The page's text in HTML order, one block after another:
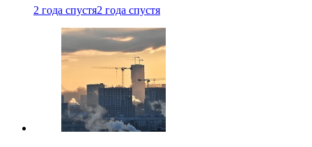
2 года спустя2 года спустя